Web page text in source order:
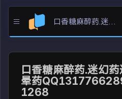
口香糖麻醉药.迷幻药迷昏迷药听话药迷晕药QQ13177662892.QQ17782051268
口香糖麻醉药.迷幻
晕药
1268